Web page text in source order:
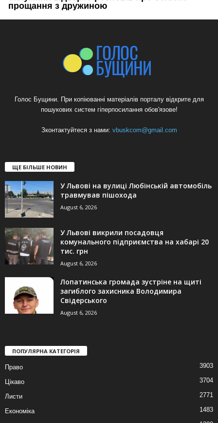
Голос Бущини. При копіюванні матеріалів порталу відкрите для
пошукових систем гіперпосилання обов'язове!
Зконтактуйтеся з нами: vbuskcom@gmail.com
ЩЕ БІЛЬШЕ НОВИН
У Львові на вулиці Любінській автомобіль
травмував пішохода
August 6, 2026
У Львові викрили посадовця
комунального підприємства на хабарі 20
тис. грн
August 6, 2026
Лопатинська громада зустріне на щиті
загиблого захисника Володимира
Свідерського
August 6, 2026
ПОПУЛЯРНА КАТЕГОРІЯ
Право 3903
Цікаво 3704
Листи 2771
Економіка 1483